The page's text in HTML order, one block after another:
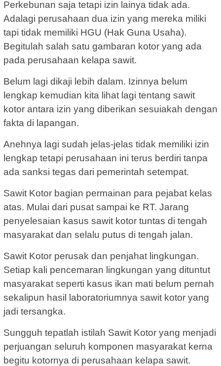
Perkebunan saja tetapi izin lainya tidak ada.
Adalagi perusahaan dua izin yang mereka miliki
tapi tidak memiliki HGU (Hak Guna Usaha).
Begitulah salah satu gambaran kotor yang ada
pada perusahaan kelapa sawit.
Belum lagi dikaji lebih dalam. Izinnya belum
lengkap kemudian kita lihat lagi tentang sawit
kotor antara izin yang diberikan sesuiakah dengan
fakta di lapangan.
Anehnya lagi sudah jelas-jelas tidak memiliki izin
lengkap tetapi perusahaan ini terus berdiri tanpa
ada sanksi tegas dari pemerintah setempat.
Sawit Kotor bagian permainan para pejabat kelas
atas. Mulai dari pusat sampai ke RT. Jarang
penyelesaian kasus sawit kotor tuntas di tengah
masyarakat dan selalu putus di tengah jalan.
Sawit Kotor perusak dan penjahat lingkungan.
Setiap kali pencemaran lingkungan yang dituntut
masyarakat seperti kasus ikan mati belum pernah
sekalipun hasil laboratoriumnya sawit kotor yang
jadi tersangka.
Sungguh tepatlah istilah Sawit Kotor yang menjadi
perjuangan seluruh komponen masyarakat kerna
begitu kotornya di perusahaan kelapa sawit.